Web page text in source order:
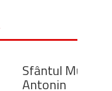
Sfântul Mucenic
Antonin